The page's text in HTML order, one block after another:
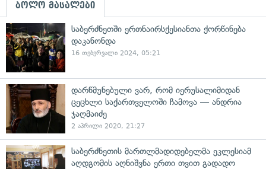
ბოლო მასალები
საბერძნეთში ერთნაირსქესიანთა ქორწინება
დაკანონდა
16 თებერვალი 2024, 05:21
დარწმუნებული ვარ, რომ იერუსალიმიდან
ცეცხლი საქართველოში ჩამოვა — ანდრია
ჯაღმაიძე
2 აპრილი 2020, 21:27
საბერძნეთის მართლმადიდებელმა ეკლესიამ
აღდგომის აღნიშვნა ერთი თვით გადადო